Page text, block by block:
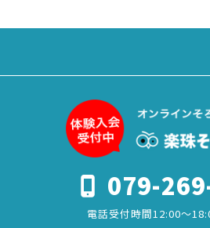
079-
電話受付時間12:00～